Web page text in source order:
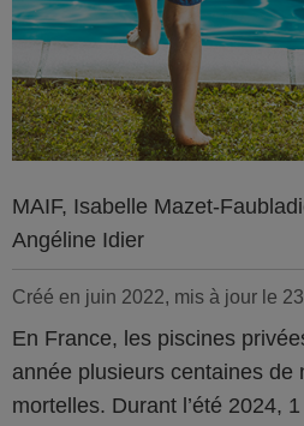
MAIF, Isabelle Mazet-
Angéline Idier
Créé en juin 2022, mis à jour le
En France, les piscines
année plusieurs centaines de
mortelles. Durant l’été 2024,